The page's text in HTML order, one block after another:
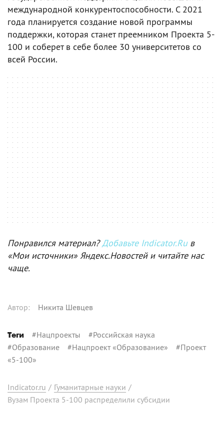
международной конкурентоспособности. С 2021
года планируется создание новой программы
поддержки, которая станет преемником Проекта 5-
100 и соберет в себе более 30 университетов со
всей России.
Понравился материал?Добавьте Indicator.Ruв
«Мои источники» Яндекс.Новостей и читайте нас
чаще.
Автор: Никита Шевцев
Теги #Нацпроекты #Российская наука
#Образование #Нацпроект «Образование» #Проект
«5-100»
Indicator.ru / Гуманитарные науки /
Вузам Проекта 5-100 распределили субсидии